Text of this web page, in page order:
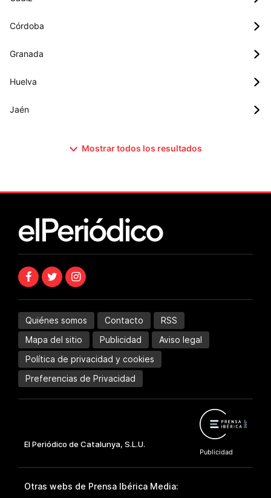
Córdoba
Granada
Huelva
Jaén
Mostrar todos los resultados
Quiénes somos Contacto
RSS
Mapa del sitio
Publicidad
Aviso legal
Política de privacidad y cookies
Preferencias de Privacidad
Otras webs de Prensa Ibérica Media: